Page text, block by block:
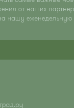
от наших
нашу